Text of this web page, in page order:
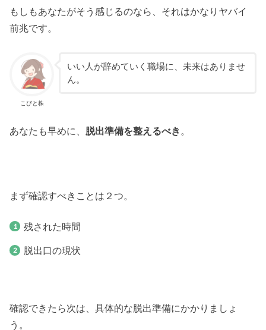
もしもあなたがそう感じるのなら、それはかなりヤバイ
前兆です。
こびと株
いい人が辞めていく職場に、未来はありませ
ん。
あなたも早めに、 脱出準備を整えるべき 。
まず確認すべきことは２つ。
残された時間
脱出口の現状
確認できたら次は、具体的な脱出準備にかかりましょ
う。